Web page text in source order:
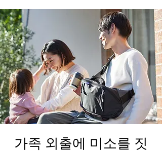
가족 외출에 미소를 짓